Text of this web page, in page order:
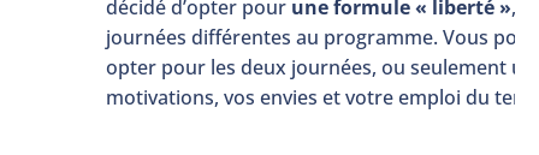
décidé d’opter pour une formule « liberté »,
journées différentes au programme. Vous
opter pour les deux journées, ou seulement
motivations, vos envies et votre emploi du